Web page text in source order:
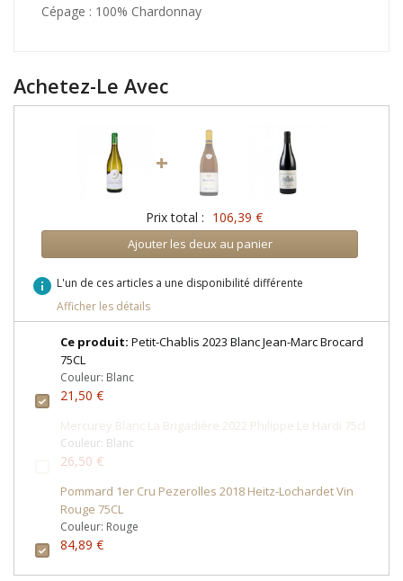
Cépage : 100% Chardonnay
Achetez-Le Avec
+
Prix total : 106,39 €
Ajouter les deux au panier
info L'un de ces articles a une disponibilité différente
Afficher les détails
Ce produit: Petit-Chablis 2023 Blanc Jean-Marc Brocard
75CL
Couleur: Blanc
21,50 €
Mercurey Blanc La Brigadière 2022 Philippe Le Hardi 75cl
Couleur: Blanc
26,50 €
Pommard 1er Cru Pezerolles 2018 Heitz-Lochardet Vin
Rouge 75CL
Couleur: Rouge
84,89 €